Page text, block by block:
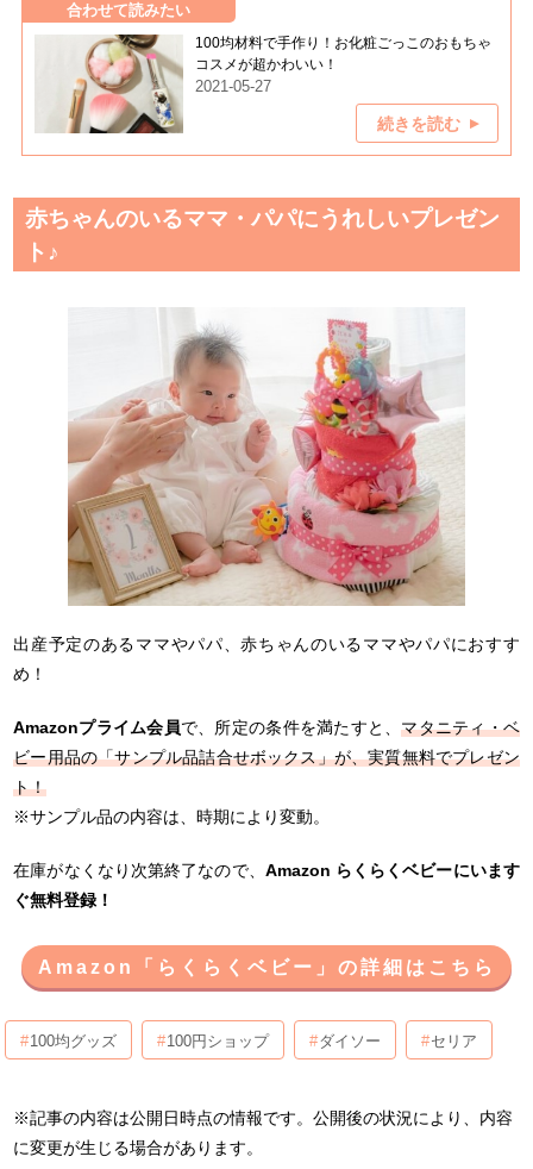
合わせて読みたい
100均材料で手作り！お化粧ごっこのおもちゃ
コスメが超かわいい！
2021-05-27
続きを読む
赤ちゃんのいるママ・パパにうれしいプレゼン
ト♪
出産予定のあるママやパパ、赤ちゃんのいるママやパパにおすす
め！
Amazonプライム会員で、所定の条件を満たすと、マタニティ・ベ
ビー用品の「サンプル品詰合せボックス」が、実質無料でプレゼン
ト！
※サンプル品の内容は、時期により変動。
在庫がなくなり次第終了なので、 Amazon らくらくベビーにいます
ぐ無料登録！
Amazon「らくらくベビー」の詳細はこちら
100均グッズ 100円ショップ ダイソー セリア
※記事の内容は公開日時点の情報です。公開後の状況により、内容
に変更が生じる場合があります。